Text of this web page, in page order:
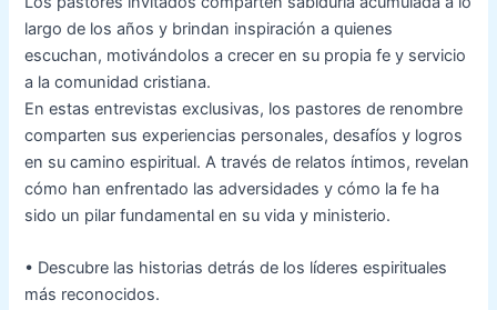
largo de los años y brindan inspiración a quienes
escuchan, motivándolos a crecer en su propia fe y servicio
a la comunidad cristiana.
En estas entrevistas exclusivas, los pastores de renombre
comparten sus experiencias personales, desafíos y logros
en su camino espiritual. A través de relatos íntimos, revelan
cómo han enfrentado las adversidades y cómo la fe ha
sido un pilar fundamental en su vida y ministerio.
• Descubre las historias detrás de los líderes espirituales
más reconocidos.